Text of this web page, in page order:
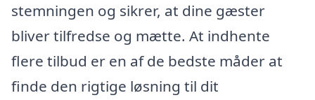
stemningen og sikrer, at dine gæster
bliver tilfredse og mætte. At indhente
flere tilbud er en af de bedste måder at
finde den rigtige løsning til dit